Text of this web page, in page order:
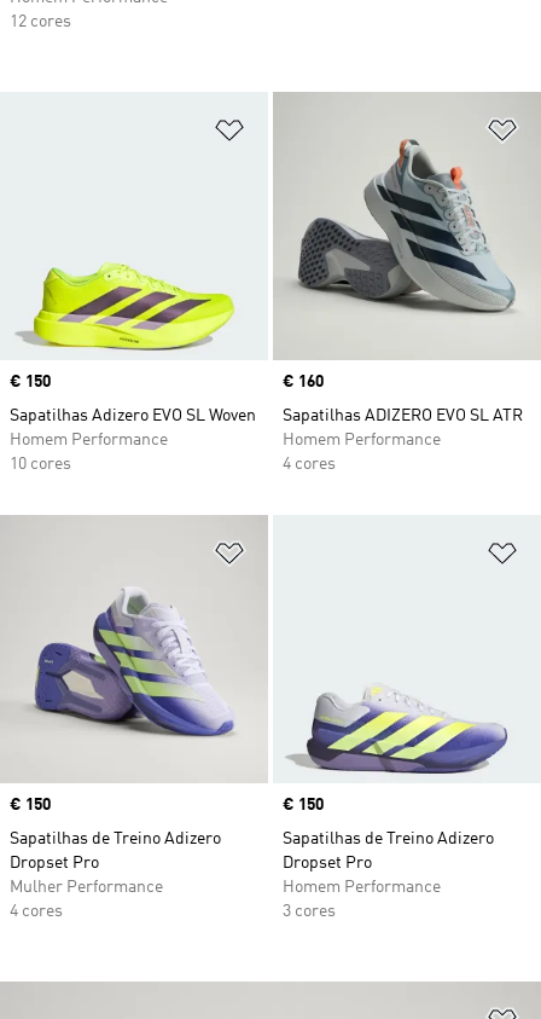
Adicionar à Lista de Desejos
Price
€ 150
Sapatilhas Adizero EVO SL Woven
Homem Performance
10 cores
Price
€ 160
Sapatilhas ADIZERO EVO SL ATR
Homem Performance
4 cores
Price
€ 150
Sapatilhas de Treino Adizero
Dropset Pro
Mulher Performance
4 cores
Price
€ 150
Sapatilhas de Treino Adizero
Dropset Pro
Homem Performance
3 cores
12 cores